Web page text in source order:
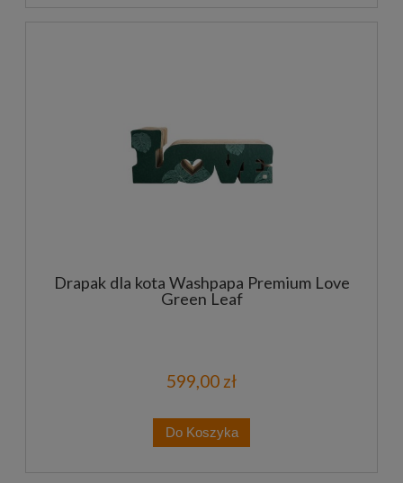
Drapak dla kota Washpapa Premium Love
Green Leaf
599,00 zł
Do Koszyka